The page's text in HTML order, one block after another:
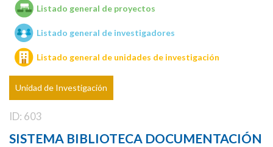
Unidades de investigación
Listado general de proyectos
Listado general de investigadores
Listado general de unidades de investigación
Unidad de Investigación
ID: 603
SISTEMA BIBLIOTECA DOCUMENTACIÓN